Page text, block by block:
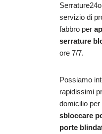
servizio di
fabbro per
serrature
ore 7/7.
Possiamo
rapidissimi
domicilio per
sbloccare
porte